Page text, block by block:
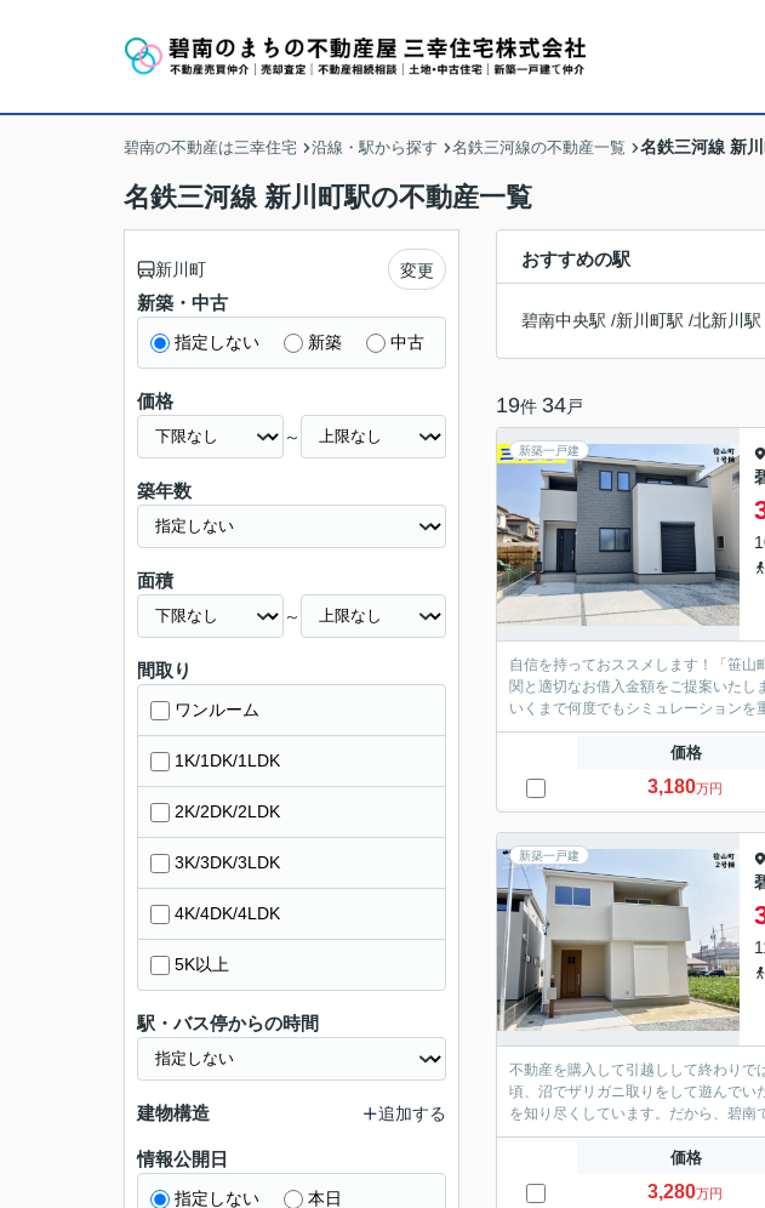
碧南の不動産は三幸住宅 沿線・駅から探す 名鉄三河線の不動産一覧 名鉄三河線 新
名鉄三河線 新川町駅の不動産一覧
おすすめの駅
碧南中央駅 /新川町駅 /北新川駅
19件 34戸
新築一戸建
自信を持っておススメします！「笹
関と適切なお借入金額をご提案いた
いくまで何度でもシミュレーションを
価格
3,180万円
新築一戸建
不動産を購入して引越しして終わりで
頃、沼でザリガニ取りをして遊んでい
を知り尽くしています。だから、碧
価格
3,280万円
新川町 変更
新築・中古
指定しない 新築 中古
価格
～
築年数
面積
～
間取り
ワンルーム
1K/1DK/1LDK
2K/2DK/2LDK
3K/3DK/3LDK
4K/4DK/4LDK
5K以上
駅・バス停からの時間
建物構造 追加する
情報公開日
指定しない 本日